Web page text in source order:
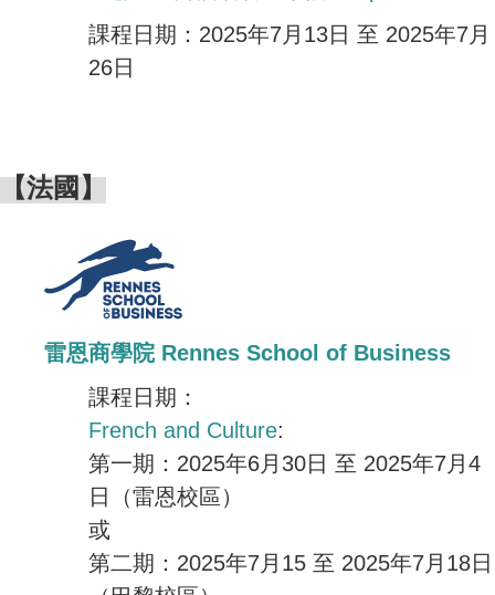
課程日期： 2025年7月13日 至 2025年7月
26日
【法國】
雷恩商學院 Rennes School of Business
課程日期：
French and Culture:
第一期：2025年6月30日 至 2025年7月4
日（雷恩校區）
或
第二期：2025年7月15 至 2025年7月18日